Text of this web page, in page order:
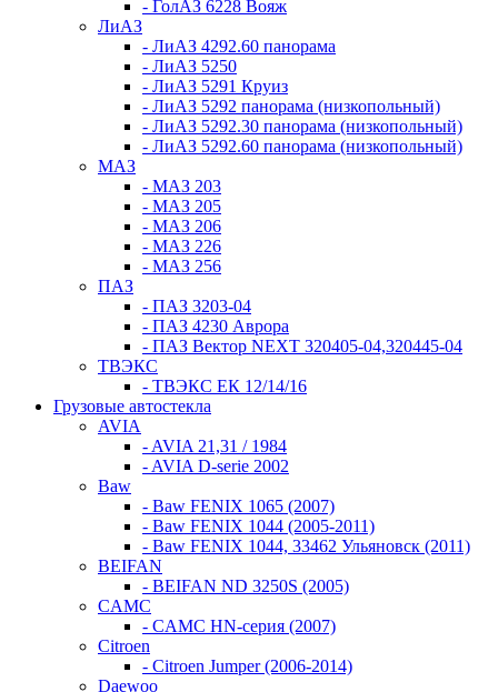
- ГолАЗ 6228 Вояж
ЛиАЗ
- ЛиАЗ 4292.60 панорама
- ЛиАЗ 5250
- ЛиАЗ 5291 Круиз
- ЛиАЗ 5292 панорама (низкопольный)
- ЛиАЗ 5292.30 панорама (низкопольный)
- ЛиАЗ 5292.60 панорама (низкопольный)
МАЗ
- МАЗ 203
- МАЗ 205
- МАЗ 206
- МАЗ 226
- МАЗ 256
ПАЗ
- ПАЗ 3203-04
- ПАЗ 4230 Аврора
- ПАЗ Вектор NEXT 320405-04,320445-04
ТВЭКС
- ТВЭКС ЕК 12/14/16
Грузовые автостекла
AVIA
- AVIA 21,31 / 1984
- AVIA D-serie 2002
Baw
- Baw FENIX 1065 (2007)
- Baw FENIX 1044 (2005-2011)
- Baw FENIX 1044, 33462 Ульяновск (2011)
BEIFAN
- BEIFAN ND 3250S (2005)
CAMC
- CAMC HN-серия (2007)
Citroen
- Citroen Jumper (2006-2014)
Daewoo